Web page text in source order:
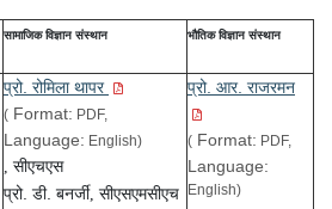
सामाजिक विज्ञान संस्थान भौतिक विज्ञान संस्थान
प्रो. रोमिला थापर
( Format: PDF,
Language: English)
सीएचएस
प्रो. डी. बनर्जी, सीएसएमसीएच
प्रो. आर. राजरमन
( Format: PDF,
Language:
English)